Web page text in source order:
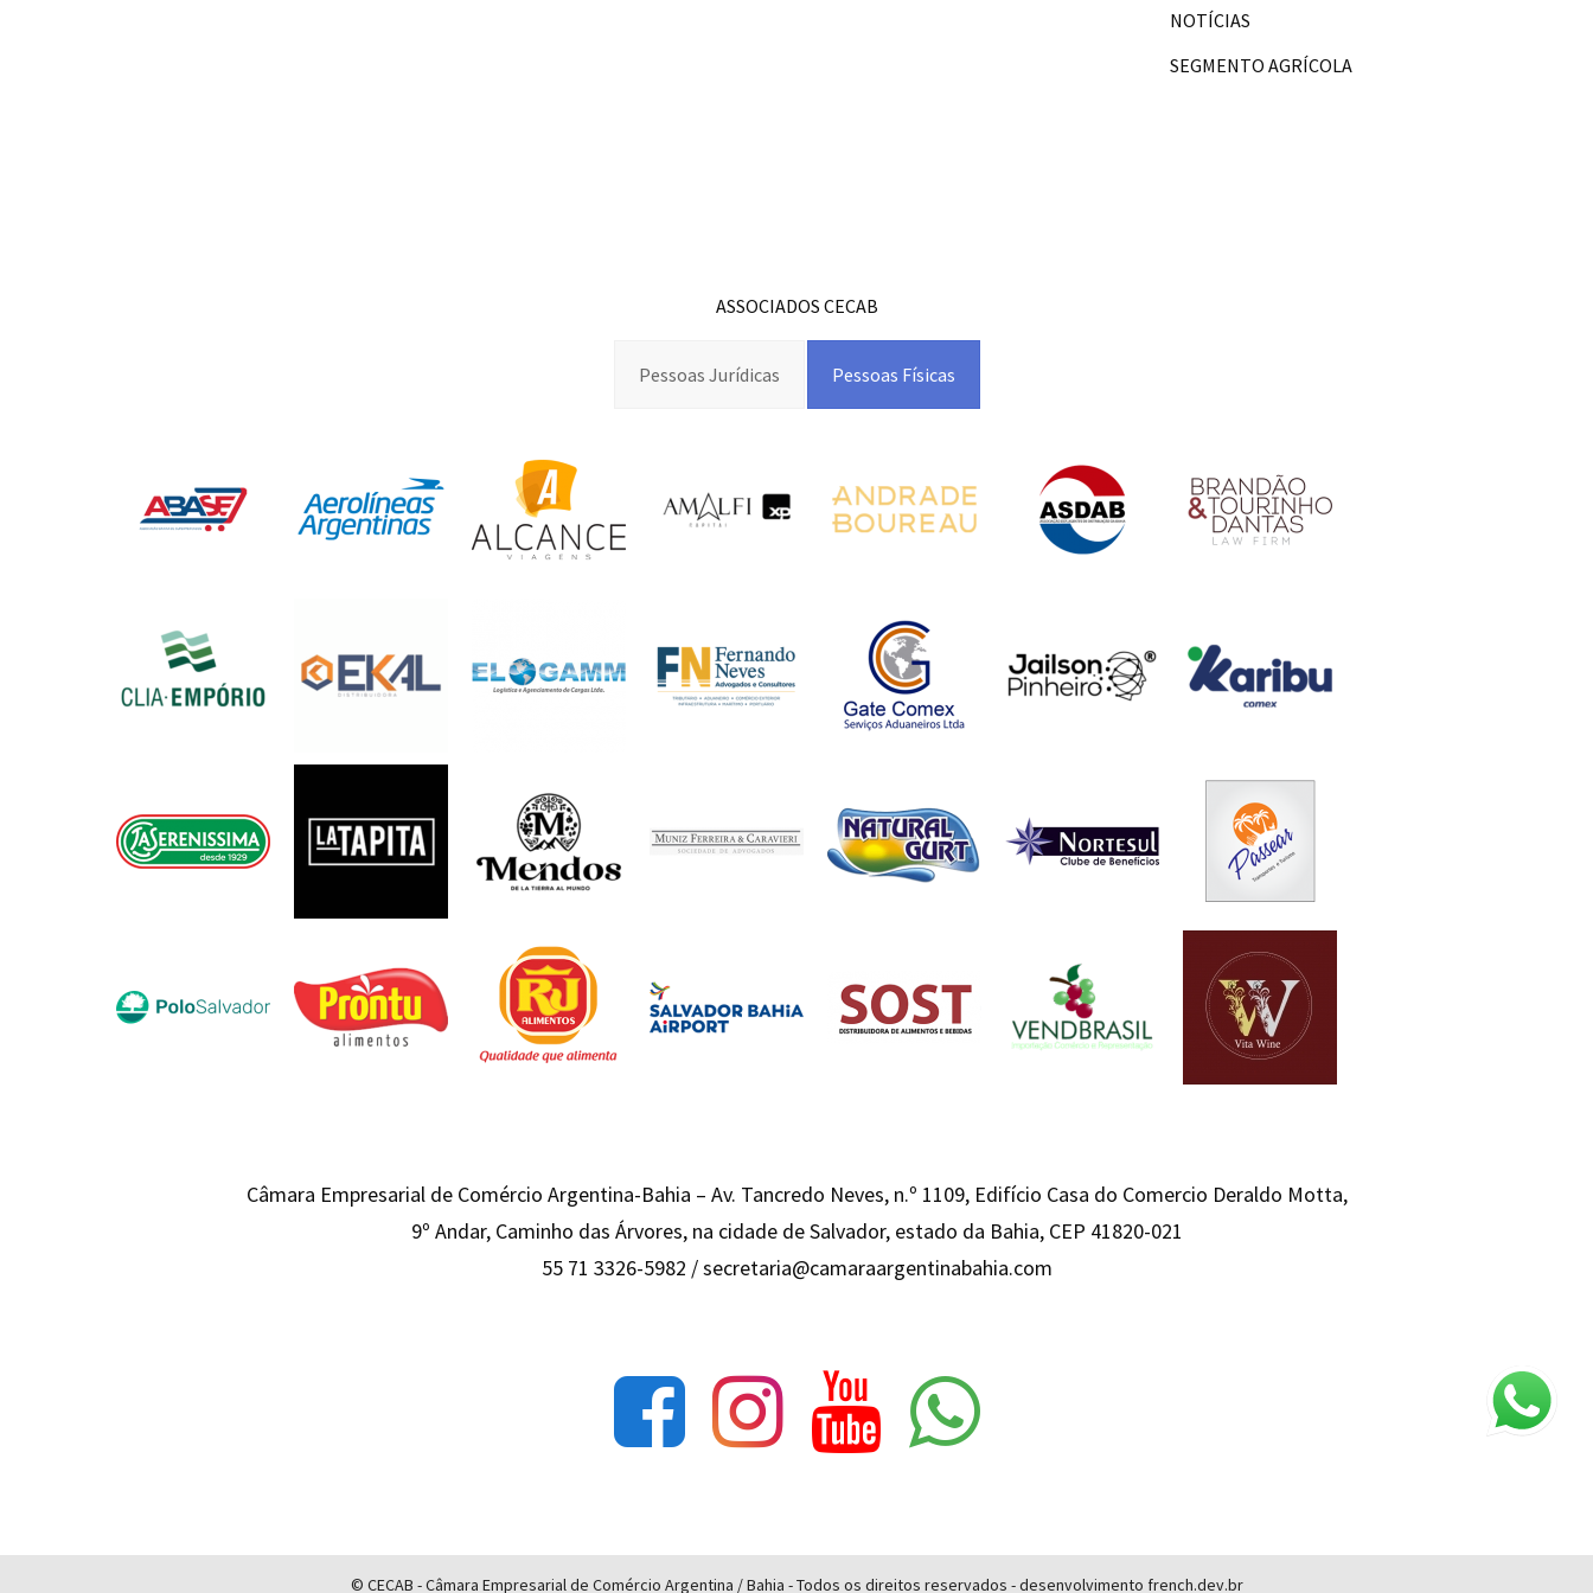
NOTÍCIAS
SEGMENTO AGRÍCOLA
ASSOCIADOS CECAB
Pessoas Jurídicas Pessoas Físicas
Câmara Empresarial de Comércio Argentina-Bahia – Av. Tancredo Neves, n.º 1109, Edifício Casa do Comercio Deraldo Motta,
9º Andar, Caminho das Árvores, na cidade de Salvador, estado da Bahia, CEP 41820-021
55 71 3326-5982 /secretaria@camaraargentinabahia.com
© CECAB - Câmara Empresarial de Comércio Argentina / Bahia - Todos os direitos reservados - desenvolvimento french.dev.br